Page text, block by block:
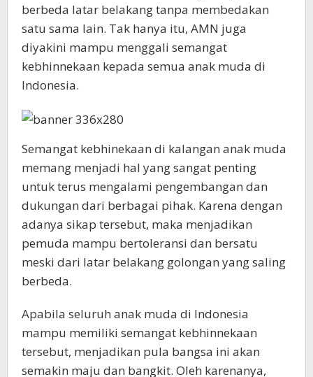
berbeda latar belakang tanpa membedakan
satu sama lain. Tak hanya itu, AMN juga
diyakini mampu menggali semangat
kebhinnekaan kepada semua anak muda di
Indonesia.
Semangat kebhinekaan di kalangan anak muda
memang menjadi hal yang sangat penting
untuk terus mengalami pengembangan dan
dukungan dari berbagai pihak. Karena dengan
adanya sikap tersebut, maka menjadikan
pemuda mampu bertoleransi dan bersatu
meski dari latar belakang golongan yang saling
berbeda.
Apabila seluruh anak muda di Indonesia
mampu memiliki semangat kebhinnekaan
tersebut, menjadikan pula bangsa ini akan
semakin maju dan bangkit. Oleh karenanya,